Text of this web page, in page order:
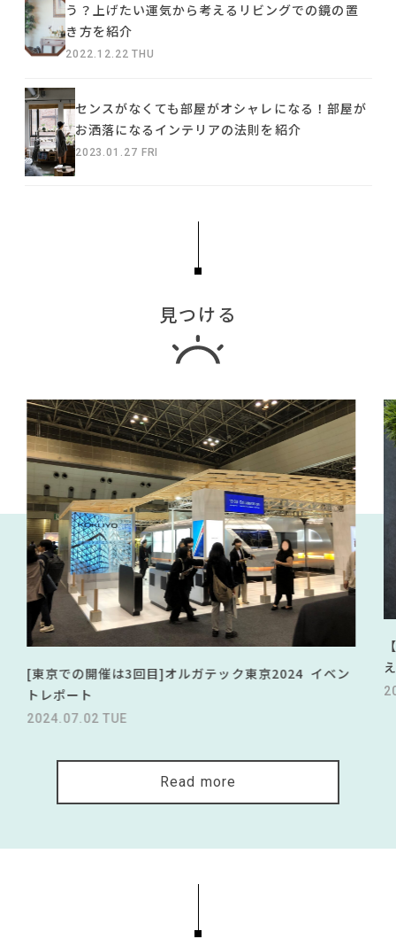
う？上げたい運気から考えるリビングでの鏡の置
き方を紹介
2022.12.22 THU
センスがなくても部屋がオシャレになる！部屋が
お洒落になるインテリアの法則を紹介
2023.01.27 FRI
見つける
[東京での開催は3回目]オルガテック東京2024 イベン
トレポート
2024.07.02 TUE
Read more